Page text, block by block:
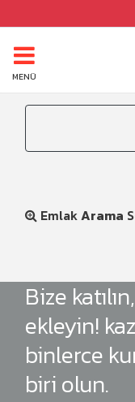
MENÜ
EmlakArama
Bize
ekleyin!
binlerce
biri olun.